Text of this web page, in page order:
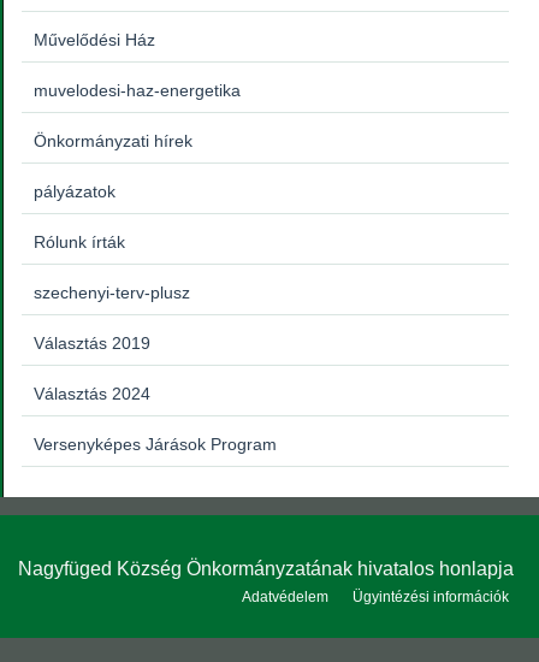
Művelődési Ház
muvelodesi-haz-energetika
Önkormányzati hírek
pályázatok
Rólunk írták
szechenyi-terv-plusz
Választás 2019
Választás 2024
Versenyképes Járások Program
Nagyfüged Község Önkormányzatának hivatalos honlapja
Adatvédelem Ügyintézési információk